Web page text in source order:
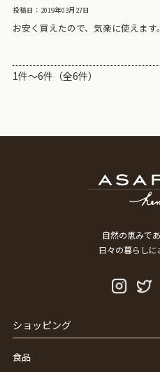
投稿日：2019年03月27日
お安く買えたので、気楽に使えま
1件～6件（全6件）
自然の恵みで
日々の暮らしに
ショッピング
食品